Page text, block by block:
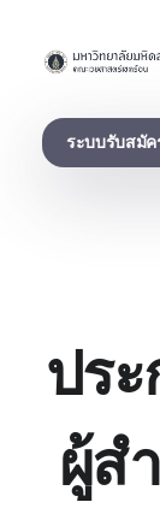
ระบบรับสมั
ปร
ผู้ส